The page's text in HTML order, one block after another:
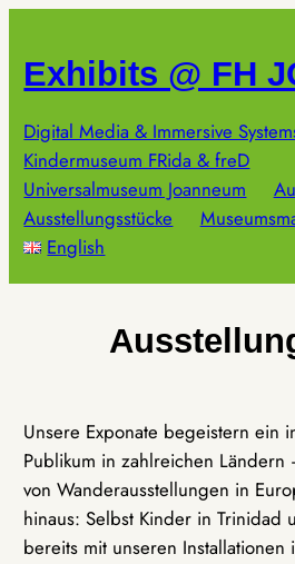
springen
Exhibits @ FH
Digital Media & Immersive
Kindermuseum FRida & freD
Universalmuseum Joanneum
Ausstellungsstücke
English
Unsere Exponate begeistern ein
Publikum in zahlreichen Ländern
von Wanderausstellungen in
hinaus: Selbst Kinder in Trinidad
bereits mit unseren Installationen